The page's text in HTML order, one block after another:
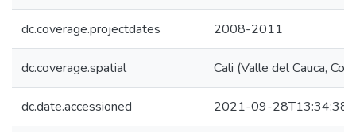
dc.coverage.projectdates 2008-2011
dc.coverage.spatial Cali (Valle del Cauca,
dc.date.accessioned 2021-09-28T13:34:38Z